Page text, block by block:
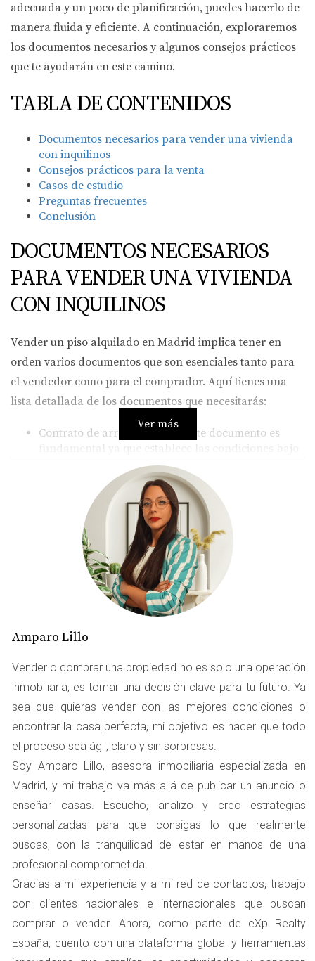
adecuada y un poco de planificación, puedes hacerlo de
manera fluida y eficiente. A continuación, exploraremos
los documentos necesarios y algunos consejos prácticos
que te ayudarán en este camino.
TABLA DE CONTENIDOS
Documentos necesarios para vender una vivienda
con inquilinos
Consejos prácticos para la venta
Casos de estudio
Preguntas frecuentes
Conclusión
DOCUMENTOS NECESARIOS
PARA VENDER UNA VIVIENDA
CON INQUILINOS
Vender un piso alquilado en Madrid implica tener en
orden varios documentos que son esenciales tanto para
el vendedor como para el comprador. Aquí tienes una
lista detallada de los documentos que necesitarás:
Contrato de arrendamiento:
Este documento es
fundamental ya que establece las condiciones bajo
las cuales se alquila la propiedad. Debes asegurarte
de que esté actualizado y refleje cualquier
modificación acordada entre tú y el inquilino.
Justificantes de pago:Mantener un registro de los
pagos realizados por el inquilino es crucial. Esto
incluye recibos o extractos bancarios que
demuestren que el alquiler ha sido pagado
puntualmente.
Certificado energético:Desde 2013, es obligatorio
contar con un certificado energético al vender o
alquilar una propiedad en España. Este documento
evalúa la eficiencia energética del inmueble y es un
Nota simple: Este documento proporciona
información sobre la situación registral del
inmueble. Es importante solicitarla en el Registro de
la Propiedad correspondiente para verificar que no
haya cargas o gravámenes sobre la propiedad.
Recibos de IBI y comunidad:Tener al día los
recibos del Impuesto sobre Bienes Inmuebles (IBI) y
las cuotas de la comunidad es esencial para
demostrar que no hay deudas asociadas a la
propiedad.
Permiso para visitas:Si tu vivienda está ocupada
por inquilinos, necesitarás su consentimiento para
mostrarla a posibles compradores. Es
recomendable tener esto documentado para evitar
malentendidos.
CONSEJOS PRÁCTICOS PARA LA
VENTA
Ver más
Amparo Lillo
Vender o comprar una propiedad no es solo una operación
inmobiliaria, es tomar una decisión clave para tu futuro. Ya
sea que quieras vender con las mejores condiciones o
encontrar la casa perfecta, mi objetivo es hacer que todo
el proceso sea ágil, claro y sin sorpresas.
Soy Amparo Lillo, asesora inmobiliaria especializada en
Madrid, y mi trabajo va más allá de publicar un anuncio o
enseñar casas. Escucho, analizo y creo estrategias
personalizadas para que consigas lo que realmente
buscas, con la tranquilidad de estar en manos de una
profesional comprometida.
Gracias a mi experiencia y a mi red de contactos, trabajo
con clientes nacionales e internacionales que buscan
comprar o vender. Ahora, como parte de eXp Realty
España, cuento con una plataforma global y herramientas